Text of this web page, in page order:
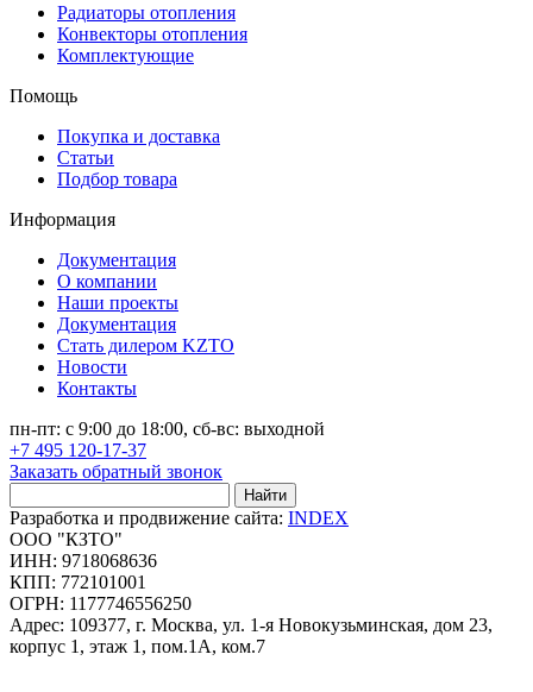
Радиаторы отопления
Конвекторы отопления
Комплектующие
Помощь
Покупка и доставка
Статьи
Подбор товара
Информация
Документация
О компании
Наши проекты
Документация
Стать дилером KZTO
Новости
Контакты
пн-пт: с 9:00 до 18:00, сб-вс: выходной
+7 495 120-17-37
Заказать обратный звонок
Найти
Разработка и продвижение сайта: INDEX
ООО "КЗТО"
ИНН: 9718068636
КПП: 772101001
ОГРН: 1177746556250
Адрес: 109377, г. Москва, ул. 1-я Новокузьминская, дом 23,
корпус 1, этаж 1, пом.1А, ком.7